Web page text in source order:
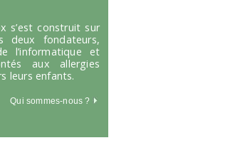
s’est construit sur
deux fondateurs,
l’informatique et
aux allergies
leurs enfants.
Qui sommes-nous ?